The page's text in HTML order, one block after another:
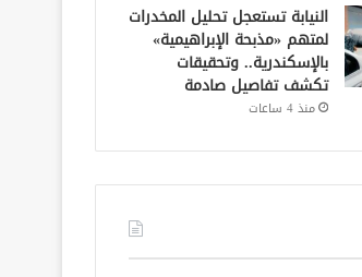
النيابة تستعجل تحليل المخدرات
لمتهم «مذبحة الإبراهيمية»
بالإسكندرية.. وتحقيقات
تكشف تفاصيل صادمة
منذ 4 ساعات